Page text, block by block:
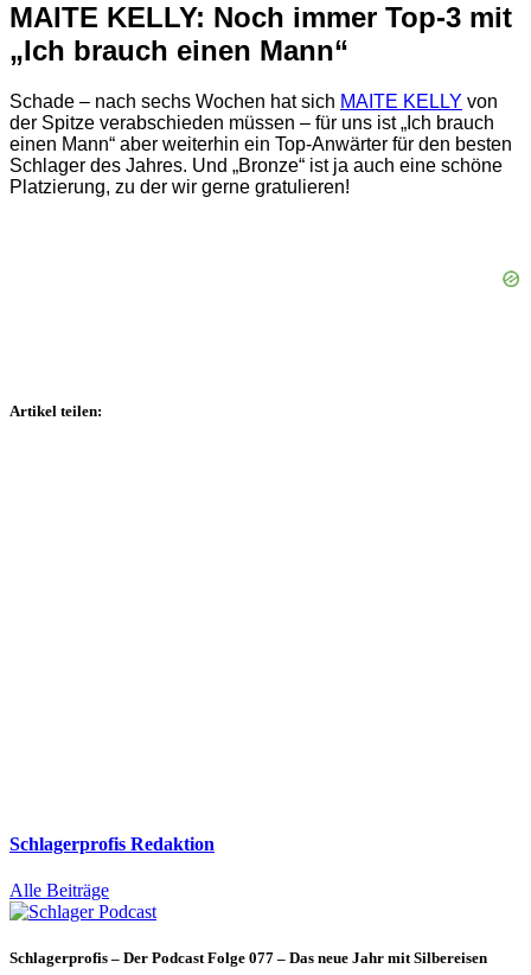
MAITE KELLY: Noch immer Top-3 mit
„Ich brauch einen Mann“
Schade – nach sechs Wochen hat sich MAITE KELLY von
der Spitze verabschieden müssen – für uns ist „Ich brauch
einen Mann“ aber weiterhin ein Top-Anwärter für den besten
Schlager des Jahres. Und „Bronze“ ist ja auch eine schöne
Platzierung, zu der wir gerne gratulieren!
Artikel teilen:
Schlagerprofis Redaktion
Alle Beiträge
Schlagerprofis – Der Podcast Folge 077 – Das neue Jahr mit Silbereisen